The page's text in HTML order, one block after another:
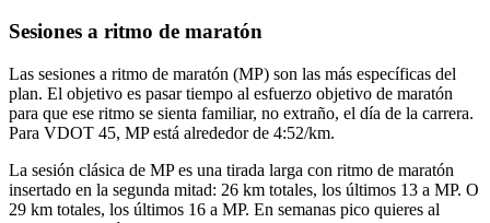
Sesiones a ritmo de maratón
Las sesiones a ritmo de maratón (MP) son las más específicas del
plan. El objetivo es pasar tiempo al esfuerzo objetivo de maratón
para que ese ritmo se sienta familiar, no extraño, el día de la carrera.
Para VDOT 45, MP está alrededor de 4:52/km.
La sesión clásica de MP es una tirada larga con ritmo de maratón
insertado en la segunda mitad: 26 km totales, los últimos 13 a MP. O
29 km totales, los últimos 16 a MP. En semanas pico quieres al